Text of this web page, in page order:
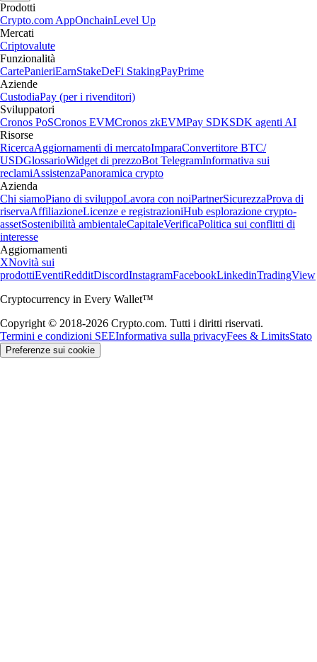
Prodotti
Crypto.com AppOnchainLevel Up
Mercati
Criptovalute
Funzionalità
CartePanieriEarnStakeDeFi StakingPayPrime
Aziende
CustodiaPay (per i rivenditori)
Sviluppatori
Cronos PoSCronos EVMCronos zkEVMPay SDKSDK agenti AI
Risorse
RicercaAggiornamenti di mercatoImparaConvertitore BTC/
USDGlossarioWidget di prezzoBot TelegramInformativa sui
reclamiAssistenzaPanoramica crypto
Azienda
Chi siamoPiano di sviluppoLavora con noiPartnerSicurezzaProva di
riservaAffiliazioneLicenze e registrazioniHub esplorazione crypto-
assetSostenibilità ambientaleCapitaleVerificaPolitica sui conflitti di
interesse
Aggiornamenti
XNovità sui
prodottiEventiRedditDiscordInstagramFacebookLinkedinTradingView
Cryptocurrency in Every Wallet™
Copyright © 2018-2026 Crypto.com. Tutti i diritti riservati.
Termini e condizioni SEEInformativa sulla privacyFees & LimitsStato
Preferenze sui cookie